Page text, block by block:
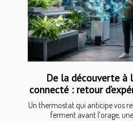
De la découverte à
connecté : retour
Un thermostat qui anticipe vos
ferment avant l’orage,